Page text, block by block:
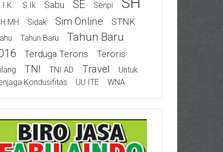
S.Ik Sabu SE Senpi
Sidak Sim Online STNK
Tahun Baru
Tahun Baru
Terduga Teroris Teroris
TNI TNI AD Travel
Untuk
Kondusifitas
UU ITE WNA